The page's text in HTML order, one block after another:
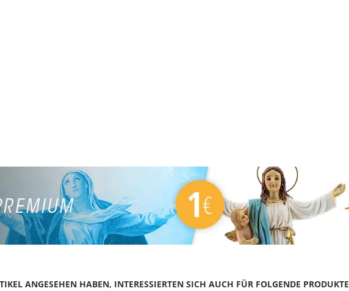
ANGESEHEN HABEN, INTERESSIERTEN SICH AUCH FÜR FOLGENDE PRODUKTE